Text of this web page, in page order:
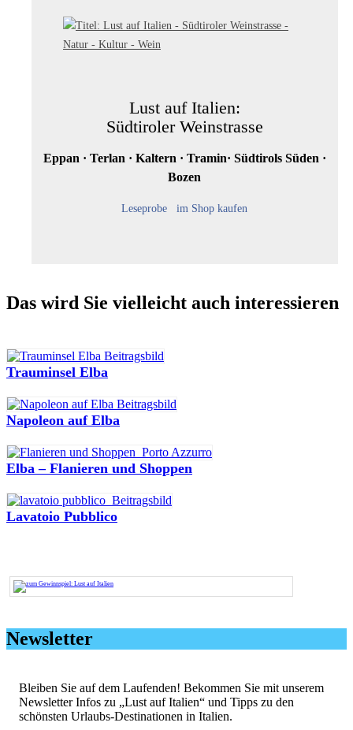
Lust auf Italien:
Südtiroler Weinstrasse
Eppan · Terlan · Kaltern · Tramin· Südtirols Süden ·
Bozen
Leseprobe im Shop kaufen
Das wird Sie vielleicht auch interessieren
Trauminsel Elba
Napoleon auf Elba
Elba – Flanieren und Shoppen
Lavatoio Pubblico
Newsletter
Bleiben Sie auf dem Laufenden! Bekommen Sie mit unserem
Newsletter Infos zu „Lust auf Italien“ und Tipps zu den
schönsten Urlaubs-Destinationen in Italien.